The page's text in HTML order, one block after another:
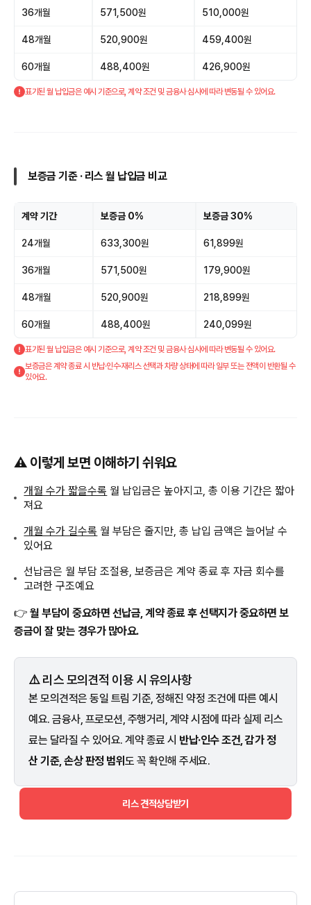
36개월 571,500원 510,000원
48개월 520,900원 459,400원
60개월 488,400원 426,900원
표기된 월 납입금은 예시 기준으로, 계약 조건 및 금융사 심사에 따라 변동될 수 있어요.
보증금 기준 · 리스 월 납입금 비교
계약 기간 보증금 0% 보증금 30%
24개월 633,300원 61,899원
36개월 571,500원 179,900원
48개월 520,900원 218,899원
60개월 488,400원 240,099원
표기된 월 납입금은 예시 기준으로, 계약 조건 및 금융사 심사에 따라 변동될 수 있어요.
보증금은 계약 종료 시 반납·인수·재리스 선택과 차량 상태에 따라 일부 또는 전액이 반환될 수
있어요.
⚠️ 이렇게 보면 이해하기 쉬워요
개월 수가 짧을수록 월 납입금은 높아지고, 총 이용 기간은 짧아
져요
개월 수가 길수록 월 부담은 줄지만, 총 납입 금액은 늘어날 수
있어요
선납금은 월 부담 조절용, 보증금은 계약 종료 후 자금 회수를
고려한 구조예요
👉 월 부담이 중요하면 선납금, 계약 종료 후 선택지가 중요하면 보
증금이 잘 맞는 경우가 많아요.
⚠️ 리스 모의견적 이용 시 유의사항
본 모의견적은 동일 트림 기준, 정해진 약정 조건에 따른 예시
예요. 금융사, 프로모션, 주행거리, 계약 시점에 따라 실제 리스
료는 달라질 수 있어요. 계약 종료 시 반납·인수 조건, 감가 정
산 기준, 손상 판정 범위도 꼭 확인해 주세요.
리스 견적상담받기